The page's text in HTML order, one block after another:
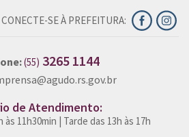
CONECTE-SE À PREFEITURA:
(55) 3265 1144
de Atendimento:
às 11h30min | Tarde das 13h às 17h